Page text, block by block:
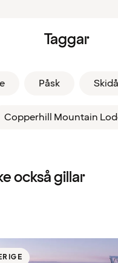
Taggar
Påsk
Copperhill Mountain
också gillar